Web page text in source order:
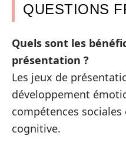
QUESTIONS
Quels sont les
présentation ?
Les jeux de
développement
compétences
cognitive.